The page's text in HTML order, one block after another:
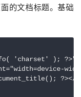
的文档标题。基础
'charset' ); ?>">
?></